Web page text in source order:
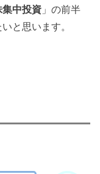
集中投資 」の前半
と思います。